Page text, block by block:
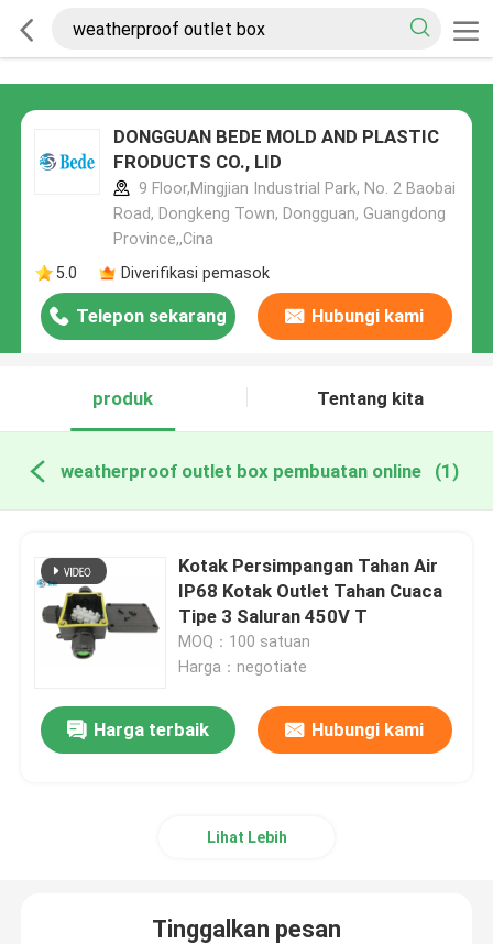
DONGGUAN BEDE MOLD AND PLASTIC
FRODUCTS CO., LID
9 Floor,Mingjian Industrial Park, No. 2 Baobai
Road, Dongkeng Town, Dongguan, Guangdong
Province,,Cina
5.0
Diverifikasi pemasok
Telepon sekarang Hubungi kami
produk Tentang kita
weatherproof outlet box pembuatan online (1)
Kotak Persimpangan Tahan Air
IP68 Kotak Outlet Tahan Cuaca
Tipe 3 Saluran 450V T
MOQ：100 satuan
Harga：negotiate
Harga terbaik Hubungi kami
Lihat Lebih
Tinggalkan pesan